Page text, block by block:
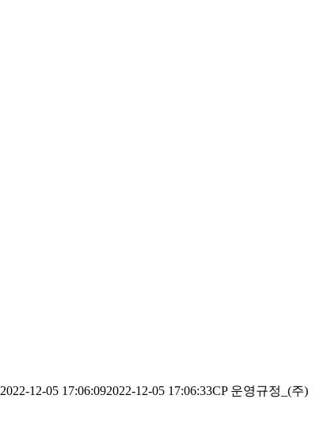
2022-12-05 17:06:092022-12-05 17:06:33CP 운영규정_(주)